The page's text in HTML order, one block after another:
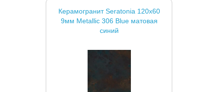
Керамогранит Seratonia 120x60
9мм Metallic 306 Blue матовая
синий